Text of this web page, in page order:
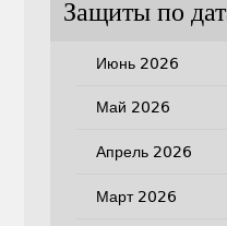
Защиты по
Июнь 2026
Май 2026
Апрель 2026
Март 2026